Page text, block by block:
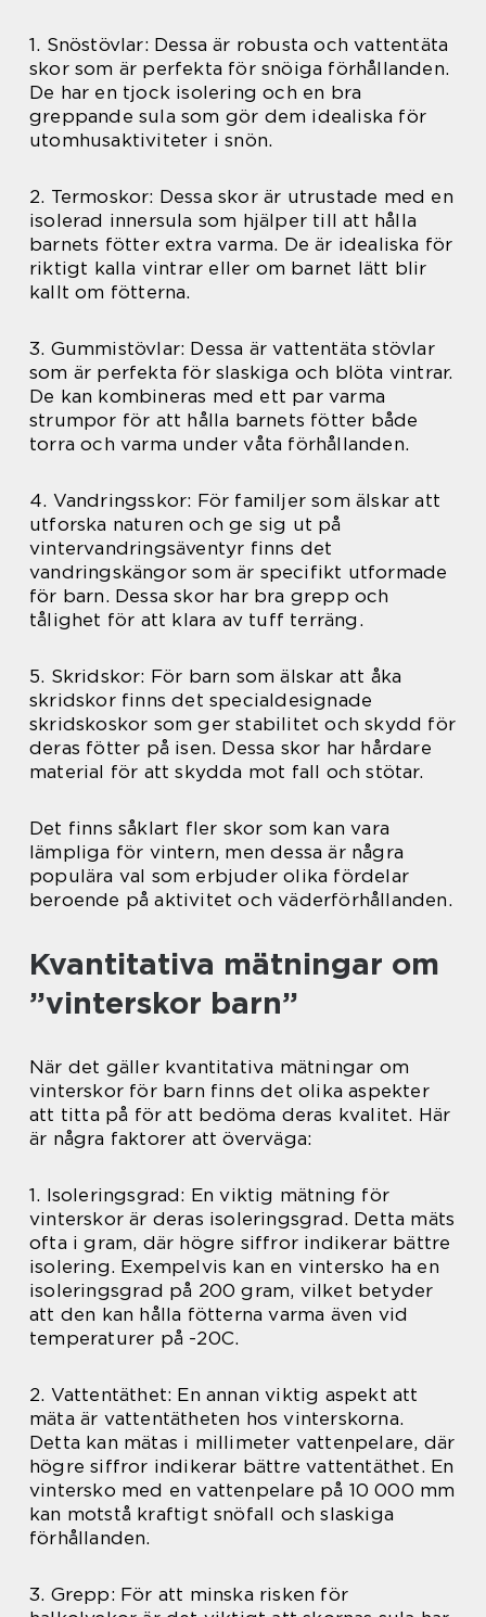
1. Snöstövlar: Dessa är robusta och vattentäta
skor som är perfekta för snöiga förhållanden.
De har en tjock isolering och en bra
greppande sula som gör dem idealiska för
utomhusaktiviteter i snön.
2. Termoskor: Dessa skor är utrustade med en
isolerad innersula som hjälper till att hålla
barnets fötter extra varma. De är idealiska för
riktigt kalla vintrar eller om barnet lätt blir
kallt om fötterna.
3. Gummistövlar: Dessa är vattentäta stövlar
som är perfekta för slaskiga och blöta vintrar.
De kan kombineras med ett par varma
strumpor för att hålla barnets fötter både
torra och varma under våta förhållanden.
4. Vandringsskor: För familjer som älskar att
utforska naturen och ge sig ut på
vintervandringsäventyr finns det
vandringskängor som är specifikt utformade
för barn. Dessa skor har bra grepp och
tålighet för att klara av tuff terräng.
5. Skridskor: För barn som älskar att åka
skridskor finns det specialdesignade
skridskoskor som ger stabilitet och skydd för
deras fötter på isen. Dessa skor har hårdare
material för att skydda mot fall och stötar.
Det finns såklart fler skor som kan vara
lämpliga för vintern, men dessa är några
populära val som erbjuder olika fördelar
beroende på aktivitet och väderförhållanden.
Kvantitativa mätningar om
”vinterskor barn”
När det gäller kvantitativa mätningar om
vinterskor för barn finns det olika aspekter
att titta på för att bedöma deras kvalitet. Här
är några faktorer att överväga:
1. Isoleringsgrad: En viktig mätning för
vinterskor är deras isoleringsgrad. Detta mäts
ofta i gram, där högre siffror indikerar bättre
isolering. Exempelvis kan en vintersko ha en
isoleringsgrad på 200 gram, vilket betyder
att den kan hålla fötterna varma även vid
temperaturer på -20C.
2. Vattentäthet: En annan viktig aspekt att
mäta är vattentätheten hos vinterskorna.
Detta kan mätas i millimeter vattenpelare, där
högre siffror indikerar bättre vattentäthet. En
vintersko med en vattenpelare på 10 000 mm
kan motstå kraftigt snöfall och slaskiga
förhållanden.
3. Grepp: För att minska risken för